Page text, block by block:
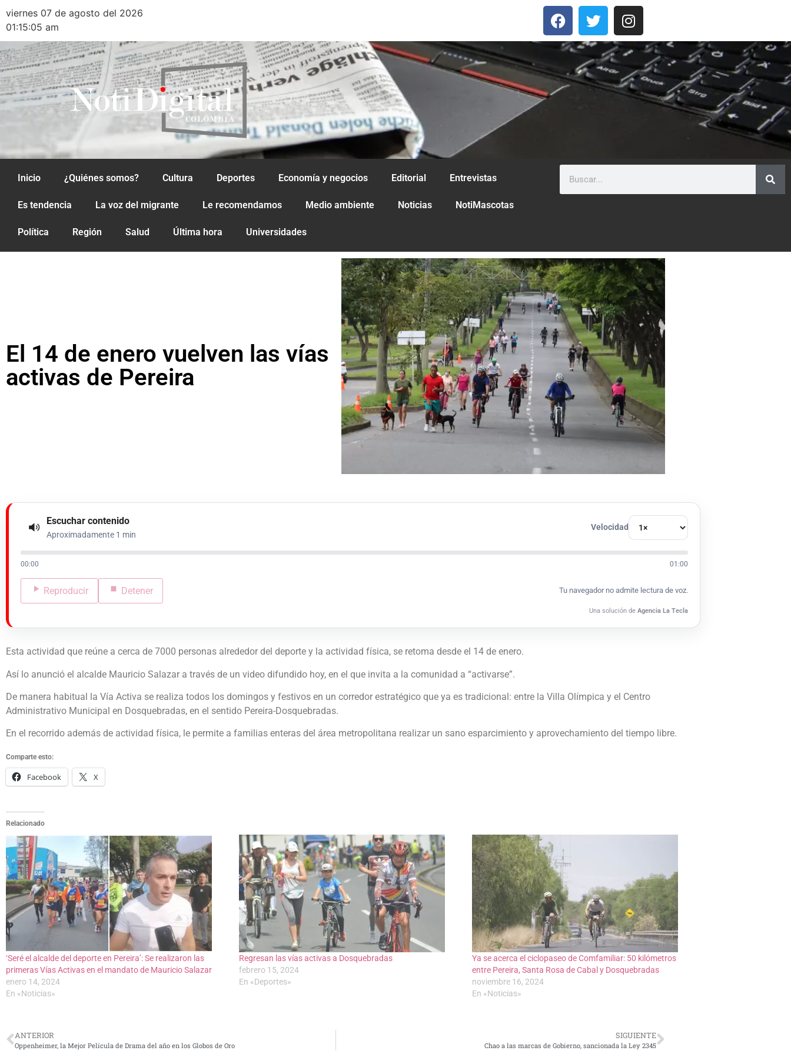
viernes 07 de agosto del 2026
01:15:05 am
Inicio ¿Quiénes somos? Cultura Deportes Economía y negocios Editorial Entrevistas
Es tendencia La voz del migrante Le recomendamos Medio ambiente Noticias NotiMascotas
Política Región Salud Última hora Universidades
El 14 de enero vuelven las vías
activas de Pereira
Escuchar contenido
Aproximadamente 1 min
Velocidad
00:00 01:00
Reproducir Detener Tu navegador no admite lectura de voz.
Una solución de Agencia La Tecla
Esta actividad que reúne a cerca de 7000 personas alrededor del deporte y la actividad física, se retoma desde el 14 de enero.
Así lo anunció el alcalde Mauricio Salazar a través de un video difundido hoy, en el que invita a la comunidad a “activarse”.
De manera habitual la Vía Activa se realiza todos los domingos y festivos en un corredor estratégico que ya es tradicional: entre la Villa Olímpica y el Centro
Administrativo Municipal en Dosquebradas, en el sentido Pereira-Dosquebradas.
En el recorrido además de actividad física, le permite a familias enteras del área metropolitana realizar un sano esparcimiento y aprovechamiento del tiempo libre.
Comparte esto:
Facebook X
Relacionado
‘Seré el alcalde del deporte en Pereira’: Se realizaron las
primeras Vías Activas en el mandato de Mauricio Salazar
enero 14, 2024
En «Noticias»
Regresan las vías activas a Dosquebradas
febrero 15, 2024
En «Deportes»
Ya se acerca el ciclopaseo de Comfamiliar: 50 kilómetros
entre Pereira, Santa Rosa de Cabal y Dosquebradas
noviembre 16, 2024
En «Noticias»
ANTERIOR
Oppenheimer, la Mejor Película de Drama del año en los Globos de Oro
SIGUIENTE
Chao a las marcas de Gobierno, sancionada la Ley 2345